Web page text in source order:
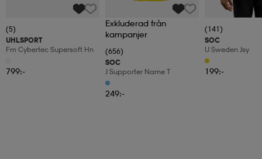
(5)
UHLSPORT
Fm Cybertec Supersoft Hn
799:-
Exkluderad från
kampanjer
(656)
SOC
J Supporter Name T
249:-
(141)
SOC
U Sweden Jsy
199:-